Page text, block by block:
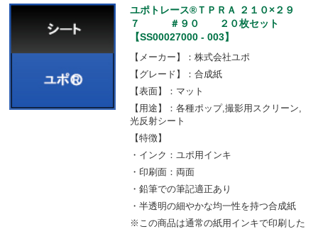
ユポトレース®ＴＰＲＡ ２１０×２９
７ ＃９０ ２０枚セット
【SS00027000 - 003】
【メーカー】：株式会社ユポ
【グレード】：合成紙
【表面】：マット
【用途】：各種ポップ,撮影用スクリーン,
光反射シート
【特徴】
・インク：ユポ用インキ
・印刷面：両面
・鉛筆での筆記適正あり
・半透明の細やかな均一性を持つ合成紙
※この商品は通常の紙用インキで印刷した